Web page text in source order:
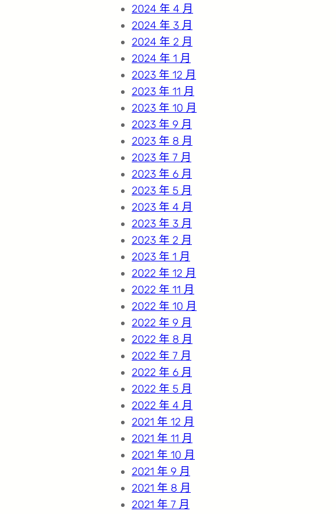
2024 年 4 月
2024 年 3 月
2024 年 2 月
2024 年 1 月
2023 年 12 月
2023 年 11 月
2023 年 10 月
2023 年 9 月
2023 年 8 月
2023 年 7 月
2023 年 6 月
2023 年 5 月
2023 年 4 月
2023 年 3 月
2023 年 2 月
2023 年 1 月
2022 年 12 月
2022 年 11 月
2022 年 10 月
2022 年 9 月
2022 年 8 月
2022 年 7 月
2022 年 6 月
2022 年 5 月
2022 年 4 月
2021 年 12 月
2021 年 11 月
2021 年 10 月
2021 年 9 月
2021 年 8 月
2021 年 7 月